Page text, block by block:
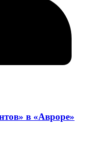
в «Авроре»